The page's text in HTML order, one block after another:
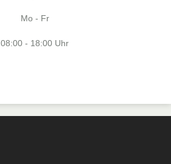
Mo - Fr
08:00 - 18:00 Uhr